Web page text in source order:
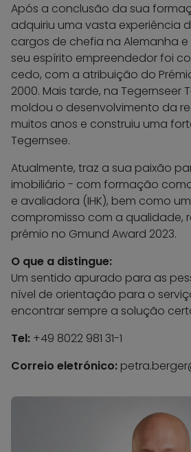
Após a conclusão da sua
adquiriu uma vasta experiência
cargos de chefia na Alemanha e
seu espírito empreendedor foi
cedo, com a atribuição do
2000. Mais tarde, na Tegernseer
moldou o desenvolvimento da
muitos anos e construiu uma
Tegernsee.
Atualmente, traz a sua paixão
imobiliário - com formação
e avaliadora (IHK), bem como
compromisso com a qualidade,
prémio no Gmund Award 2023.
O que a distingue:
Um sentido apurado para as
nível de orientação para o
encontrar sempre a solução
Tel: +49 8022 981 31-1
Correio eletrónico: